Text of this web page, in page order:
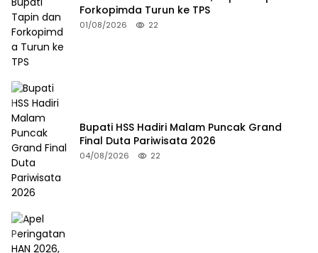
Forkopimda Turun ke TPS
01/08/2026 22
Bupati HSS Hadiri Malam Puncak Grand
Final Duta Pariwisata 2026
04/08/2026 22